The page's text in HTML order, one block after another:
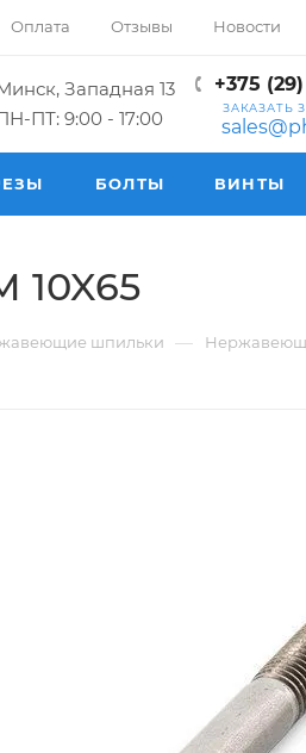
Оплата Отзывы Новости
Западная 13
ПТ: 9:00 - 17:00
+375
ЗАКАЗАТЬ
БОЛТЫ ВИНТЫ
10X65
шпильки —